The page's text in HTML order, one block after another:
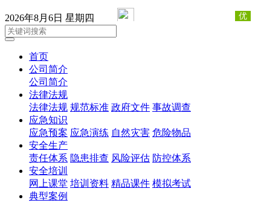
2026年8月6日 星期四
首页
公司简介
公司简介
法律法规
法律法规 规范标准 政府文件 事故调查
应急知识
应急预案 应急演练 自然灾害 危险物品
安全生产
责任体系 隐患排查 风险评估 防控体系
安全培训
网上课堂 培训资料 精品课件 模拟考试
典型案例